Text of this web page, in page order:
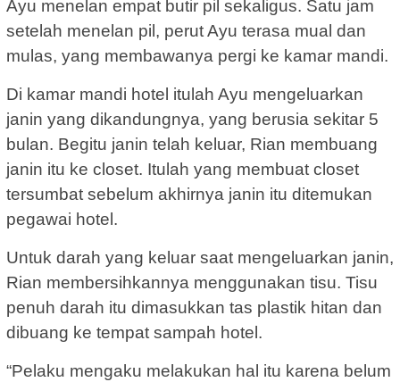
Ayu menelan empat butir pil sekaligus. Satu jam
setelah menelan pil, perut Ayu terasa mual dan
mulas, yang membawanya pergi ke kamar mandi.
Di kamar mandi hotel itulah Ayu mengeluarkan
janin yang dikandungnya, yang berusia sekitar 5
bulan. Begitu janin telah keluar, Rian membuang
janin itu ke closet. Itulah yang membuat closet
tersumbat sebelum akhirnya janin itu ditemukan
pegawai hotel.
Untuk darah yang keluar saat mengeluarkan janin,
Rian membersihkannya menggunakan tisu. Tisu
penuh darah itu dimasukkan tas plastik hitan dan
dibuang ke tempat sampah hotel.
“Pelaku mengaku melakukan hal itu karena belum